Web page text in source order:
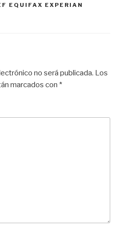
EQUIFAX EXPERIAN
no será publicada. Los
marcados con *